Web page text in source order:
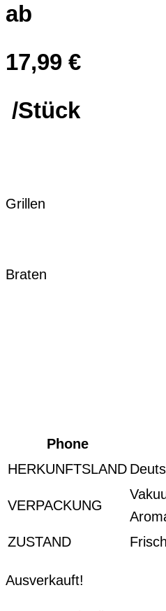
ab
17,99 €
/Stück
Grillen
Braten
Phone
HERKUNFTSLAND
VERPACKUNG
ZUSTAND
Frisch
Ausverkauft!